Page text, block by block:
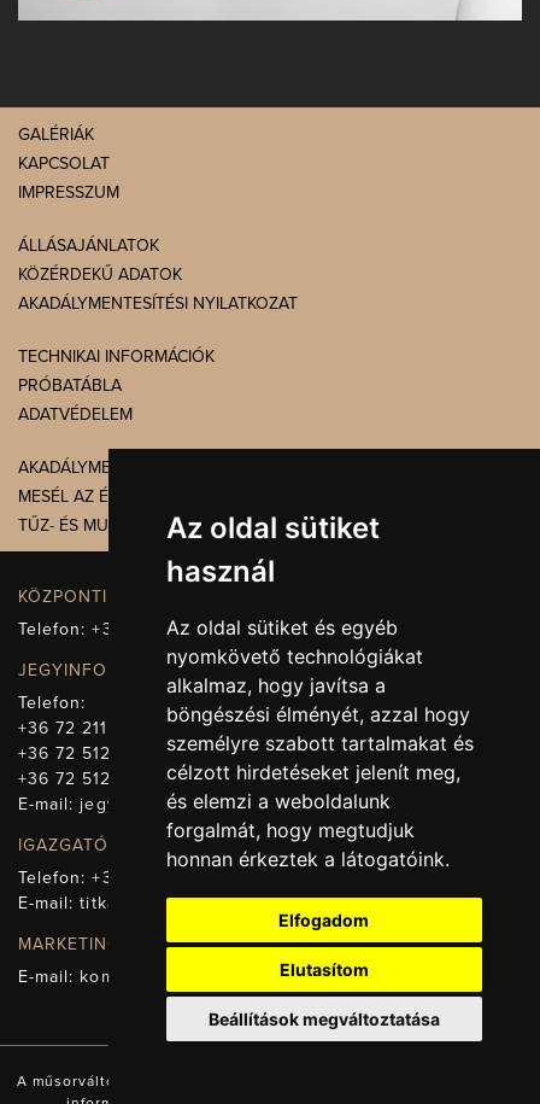
Az oldal sütiket
használ
Az oldal sütiket és egyéb
nyomkövető technológiákat
alkalmaz, hogy javítsa a
böngészési élményét, azzal hogy
személyre szabott tartalmakat és
célzott hirdetéseket jelenít meg,
és elemzi a weboldalunk
forgalmát, hogy megtudjuk
honnan érkeztek a látogatóink.
Elfogadom
Elutasítom
Beállítások megváltoztatása
GALÉRIÁK
KAPCSOLAT
IMPRESSZUM
ÁLLÁSAJÁNLATOK
KÖZÉRDEKŰ ADATOK
AKADÁLYMENTESÍTÉSI NYILATKOZAT
TECHNIKAI INFORMÁCIÓK
PRÓBATÁBLA
ADATVÉDELEM
AKADÁLYMENTES BEJUTÁS
MESÉL AZ ÉPÜLET
TŰZ- ÉS MUNKAVÉDELEM
KÖZPONTI ELÉRHETŐSÉG, TELEFONKÖZPONT
Telefon:+36 72 512-660
JEGYINFORMÁCIÓ
Telefon:
+36 72 211-965
+36 72 512-669
+36 72 512-675
E-mail: jegy@pnsz.hu
IGAZGATÓSÁG, TITKÁRSÁG
Telefon:+36 72 512-671
E-mail:titkarsag@pnsz.hu
MARKETING, SAJTÓ, KOMMUNIKÁCIÓ
E-mail: kommunikacio@pnsz.hu
A műsorváltozás jogát fenntartjuk! A honlapon található valamennyi